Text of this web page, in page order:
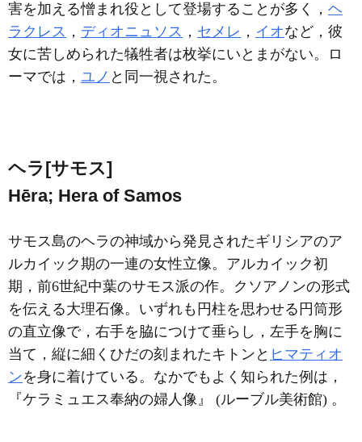
害を加える憎まれ役として登場することが多く， ヘ
ラクレス ， ディオニュソス ， セメレ ， イオなど，彼
女に苦しめられた犠牲者は枚挙にいとまがない。ロ
ーマでは， ユノ と同一視された。
ヘラ[サモス]
Hēra; Hera of Samos
サモス島のヘラの神域から発見されたギリシアのア
ルカイック期の一連の女性立像。アルカイック初
期，前6世紀中葉のサモス派の作。クソアノンの形式
を伝える大理石像。いずれも円柱を思わせる円筒形
の直立像で，右手を脇につけて垂らし，左手を胸に
当て，縦に細くひだの刻まれたキトンと ヒマティオ
ンを身に着けている。なかでもよく知られた例は，
『ケラミュエス奉納の婦人像』 (ルーブル美術館) 。